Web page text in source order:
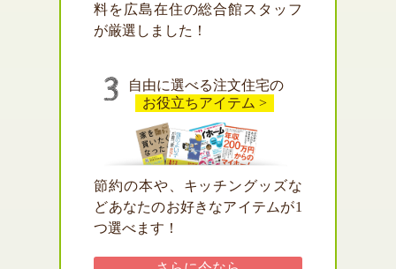
料を広島在住の総合館スタッフ
が厳選しました！
自由に選べる注文住宅の
お役立ちアイテム >
節約の本や、キッチングッズな
どあなたのお好きなアイテムが1
つ選べます！